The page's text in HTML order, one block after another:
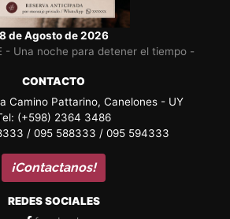
8 de Agosto de 2026
- Una noche para detener el tiempo -
CONTACTO
Camino Pattarino, Canelones - UY
(+598) 2364 3486
/ 095 588333 / 095 594333
¡Contactanos!
REDES SOCIALES